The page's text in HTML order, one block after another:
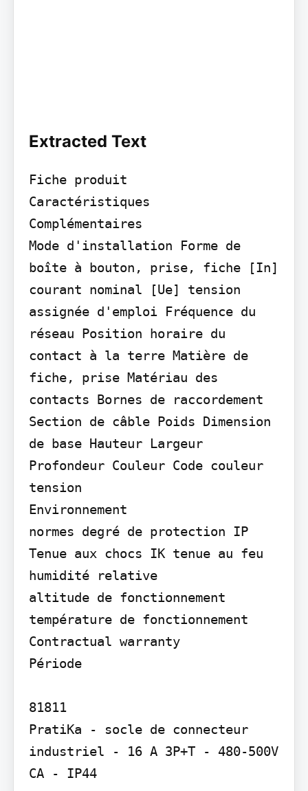
Extracted Text
Fiche produit
Caractéristiques
Complémentaires
Mode d'installation Forme de
boîte à bouton, prise, fiche [In]
courant nominal [Ue] tension
assignée d'emploi Fréquence du
réseau Position horaire du
contact à la terre Matière de
fiche, prise Matériau des
contacts Bornes de raccordement
Section de câble Poids Dimension
de base Hauteur Largeur
Profondeur Couleur Code couleur
tension
Environnement
normes degré de protection IP
Tenue aux chocs IK tenue au feu
humidité relative
altitude de fonctionnement
température de fonctionnement
Contractual warranty
Période
81811
PratiKa - socle de connecteur
industriel - 16 A 3P+T - 480-500V
CA - IP44